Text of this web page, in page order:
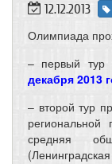
12.12.2013
Олимпиада
– первый тур
декабря 2013
– второй тур
средняя